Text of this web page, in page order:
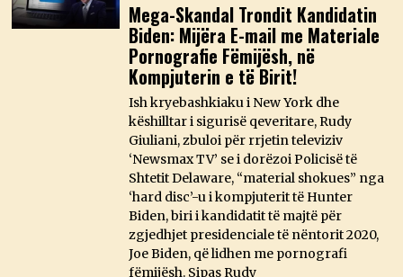
Mega-Skandal Trondit Kandidatin
Biden: Mijëra E-mail me Materiale
Pornografie Fëmijësh, në
Kompjuterin e të Birit!
Ish kryebashkiaku i New York dhe
këshilltar i sigurisë qeveritare, Rudy
Giuliani, zbuloi për rrjetin televiziv
‘Newsmax TV’ se i dorëzoi Policisë të
Shtetit Delaware, “material shokues” nga
‘hard disc’-u i kompjuterit të Hunter
Biden, biri i kandidatit të majtë për
zgjedhjet presidenciale të nëntorit 2020,
Joe Biden, që lidhen me pornografi
fëmijësh. Sipas Rudy